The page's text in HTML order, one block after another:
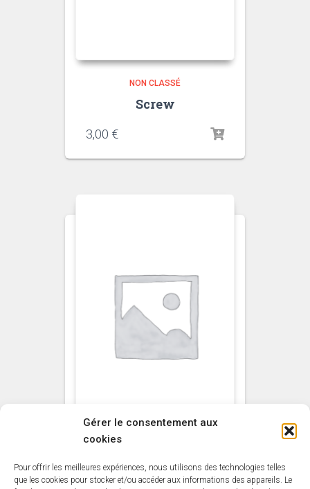
Gérer le consentement aux
cookies
Pour offrir les meilleures expériences, nous utilisons des technologies telles
que les cookies pour stocker et/ou accéder aux informations des appareils. Le
NON CLASSÉ
Screw
3,00 €
Primaire Bois